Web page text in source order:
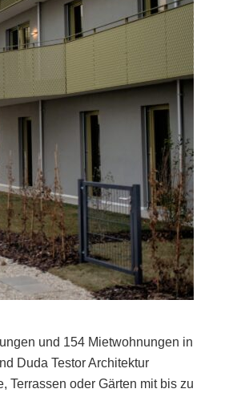
und 154 Mietwohnungen in
Duda Testor Architektur
Terrassen oder Gärten mit bis zu